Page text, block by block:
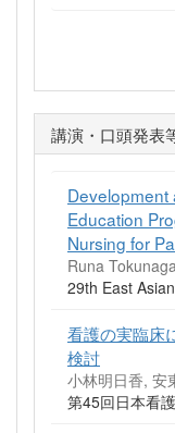
講演・口頭発表
Development
Education
Nursing for
Runa
29th East
看護の実臨床
検討
小林明日香, 安
第45回日本看